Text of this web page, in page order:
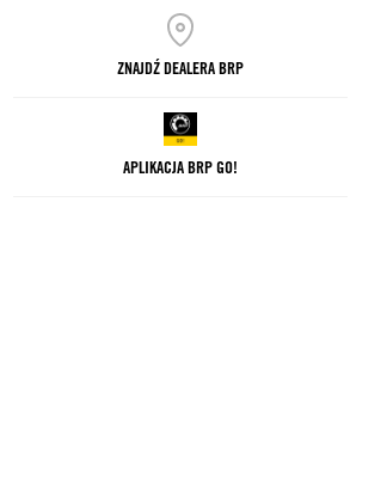
ZNAJDŹ DEALERA BRP
APLIKACJA BRP GO!